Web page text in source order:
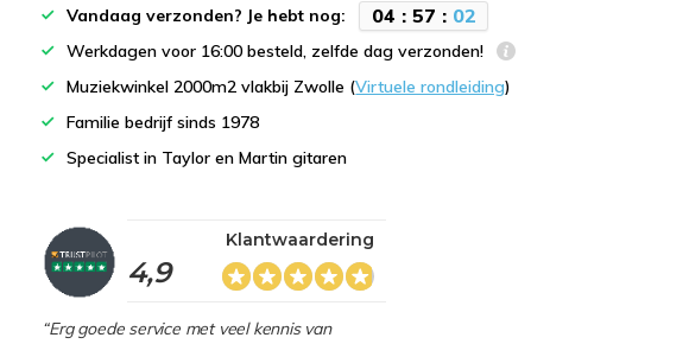
Vandaag verzonden? Je hebt nog: 04 : 57 : 01
Werkdagen voor 16:00 besteld, zelfde dag verzonden!
Muziekwinkel 2000m2 vlakbij Zwolle (Virtuele rondleiding)
Familie bedrijf sinds 1978
Specialist in Taylor en Martin gitaren
4,9
Klantwaardering
“Erg goede service met veel kennis van